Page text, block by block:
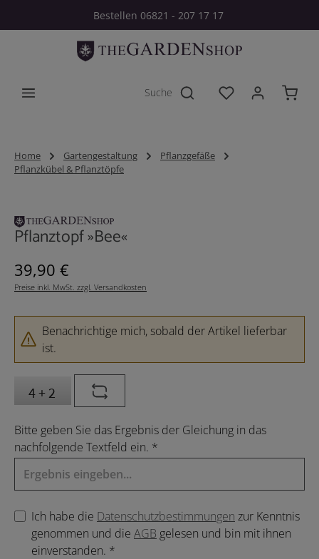
Zum Hauptinhalt springenBestellen 06821 - 207 17 17
Du hast 0
Home Gartengestaltung
Pflanzgefäße
Pflanzkübel & Pflanztöpfe
Pflanztopf »Bee«
Regulärer Preis:
39,90 €
Preise inkl. MwSt. zzgl. Versandkosten
Benachrichtige mich, sobald der Artikel lieferbar
ist.
Bitte geben Sie das Ergebnis der Gleichung in das
nachfolgende Textfeld ein. *
Ich habe die Datenschutzbestimmungen zur Kenntnis
genommen und die AGB gelesen und bin mit ihnen
einverstanden. *